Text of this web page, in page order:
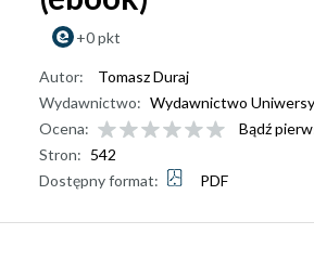
+0 pkt
Autor:
Tomasz Duraj
Wydawnictwo: Wydawnictwo
Ocena:
Bądź
Stron: 542
Dostępny format:
PDF